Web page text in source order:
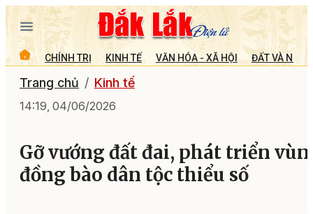
CHÍNH TRỊ KINH TẾ VĂN HÓA - XÃ HỘI ĐẤT VÀ
Trang chủ Kinh tế
14:19, 04/06/2026
Gỡ vướng đất đai, phát triển
đồng bào dân tộc thiểu số